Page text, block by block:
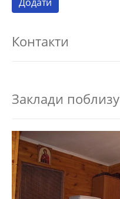
Контакти
Заклади поблизу